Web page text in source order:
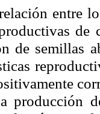
entre
de semillas
producción